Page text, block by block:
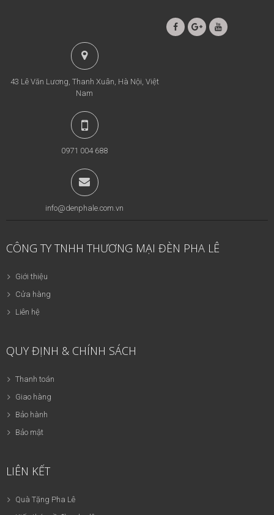
43 Lê Văn Lương, Thanh Xuân, Hà Nội, Việt
Nam
0971 004 688
info@denphale.com.vn
CÔNG TY TNHH THƯƠNG MẠI ĐÈN PHA LÊ
Giới thiệu
Cửa hàng
Liên hệ
QUY ĐỊNH & CHÍNH SÁCH
Thanh toán
Giao hàng
Bảo hành
Bảo mật
LIÊN KẾT
Quà Tặng Pha Lê